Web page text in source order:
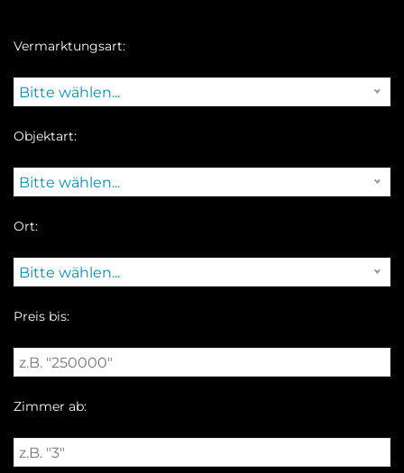
Vermarktungsart:
Bitte wählen...
Objektart:
Bitte wählen...
Ort:
Bitte wählen...
Preis bis:
Zimmer ab: